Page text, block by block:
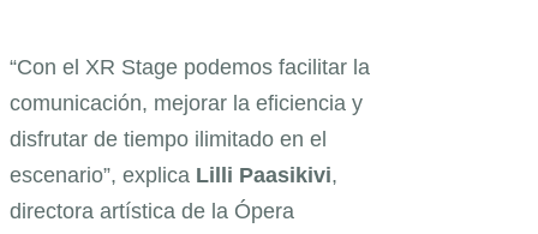
“Con el XR Stage podemos facilitar la
comunicación, mejorar la eficiencia y
disfrutar de tiempo ilimitado en el
escenario”, explica Lilli Paasikivi,
directora artística de la Ópera